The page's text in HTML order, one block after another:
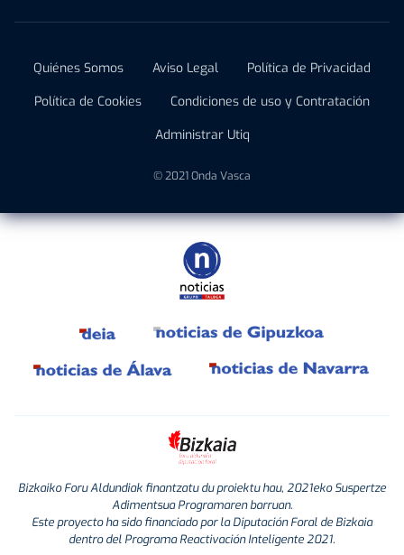
Quiénes Somos Aviso Legal
Política de Privacidad
Política de Cookies
Condiciones de uso y Contratación
Administrar Utiq
© 2021 Onda Vasca
Bizkaiko Foru Aldundiak finantzatu du proiektu hau, 2021eko Suspertze
Adimentsua Programaren barruan.
Este proyecto ha sido financiado por la Diputación Foral de Bizkaia
dentro del Programa Reactivación Inteligente 2021.